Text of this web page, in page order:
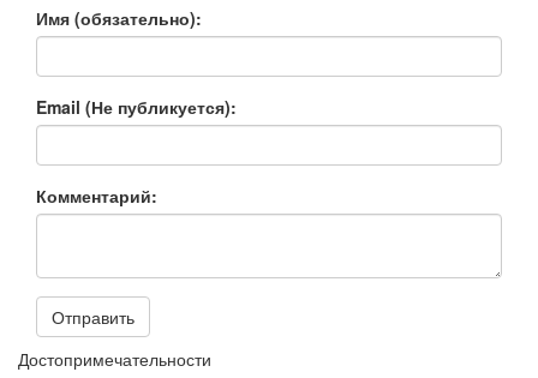
Имя (обязательно):
Email (Не публикуется):
Комментарий:
Отправить
Достопримечательности